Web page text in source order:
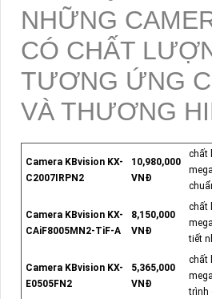
NHỮNG
CÓ CHẤT
TƯƠNG ỨNG
VÀ THƯƠNG
Camera KBvision KX-
C2007IRPN2
10,980,000
VNĐ
chất
Camera KBvision KX-
CAiF8005MN2-TiF-A
8,150,000
VNĐ
chất
tiết
Camera KBvision KX-
E0505FN2
5,365,000
VNĐ
chất
trình